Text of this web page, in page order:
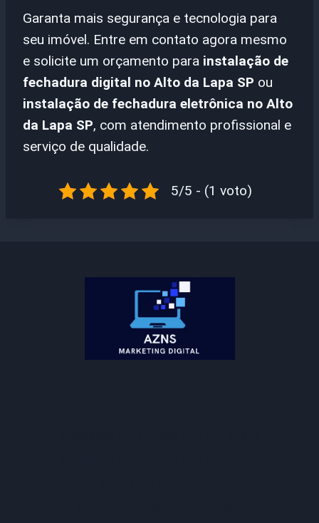
Garanta mais segurança e tecnologia para
seu imóvel. Entre em contato agora mesmo
e solicite um orçamento para instalação de
fechadura digital no Alto da Lapa SP ou
instalação de fechadura eletrônica no Alto
da Lapa SP, com atendimento profissional e
serviço de qualidade.
5/5 - (1 voto)